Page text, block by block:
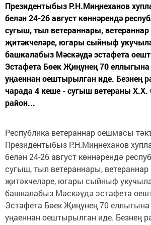
Президентыбыз Р.Н.Миңнеханов
белән 24-26 август көннәрендә
сугыш, тыл ветераннары,
җитәкчеләре, югары сыйныф
башкалабыз Мәскәүдә эстафета
Эстафета Бөек Җиңүнең 70 еллыгына
уңаеннан оештырылган иде. Безнең
чарада 4 кеше - сугыш ветераны Х.Х.
район...
Республика ветераннар оешмасы
Президентыбыз Р.Н.Миңнеханов
белән 24-26 август көннәрендә
сугыш, тыл ветераннары,
җитәкчеләре, югары сыйныф
башкалабыз Мәскәүдә эстафета
Эстафета Бөек Җиңүнең 70 еллыгына
уңаеннан оештырылган иде. Безнең